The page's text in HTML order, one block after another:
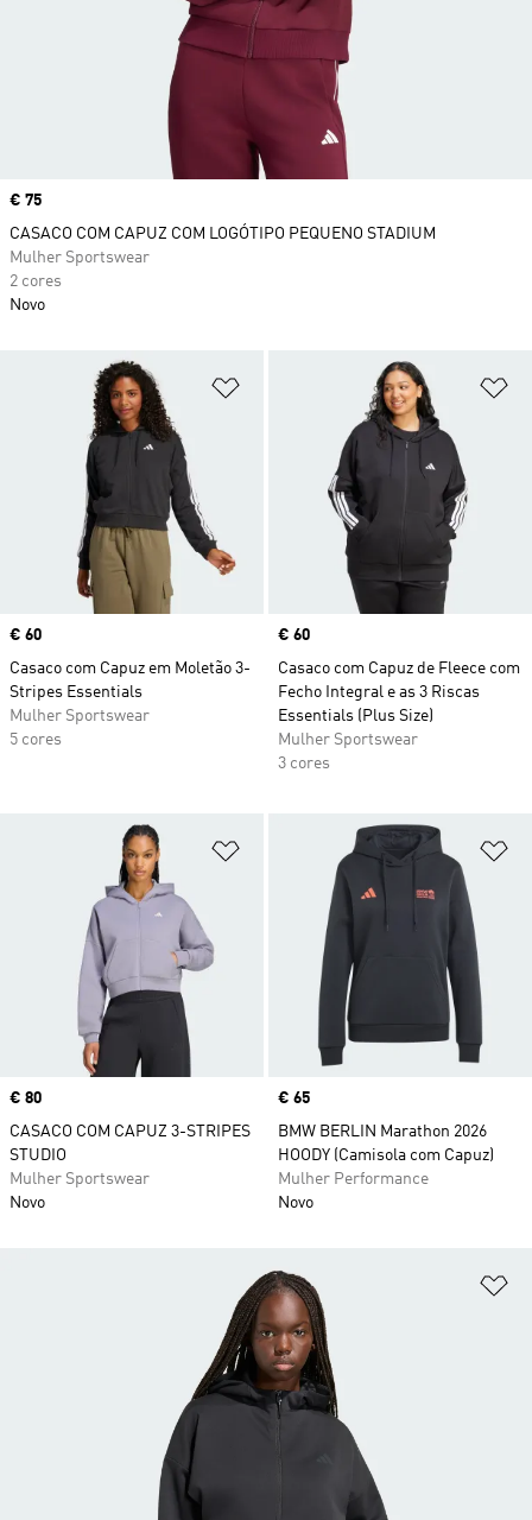
Adicionar à Lista de Desejos
Price
€ 60
Casaco com Capuz em Moletão 3-
Stripes Essentials
Mulher Sportswear
5 cores
Price
€ 60
Casaco com Capuz de Fleece com
Fecho Integral e as 3 Riscas
Essentials (Plus Size)
Mulher Sportswear
3 cores
Adicionar à Lista de Desejos
Price
€ 80
CASACO COM CAPUZ 3-STRIPES
STUDIO
Mulher Sportswear
Novo
Price
€ 65
BMW BERLIN Marathon 2026
HOODY (Camisola com Capuz)
Mulher Performance
Novo
Price
€ 75
CASACO COM CAPUZ COM LOGÓTIPO PEQUENO STADIUM
Mulher Sportswear
2 cores
Novo